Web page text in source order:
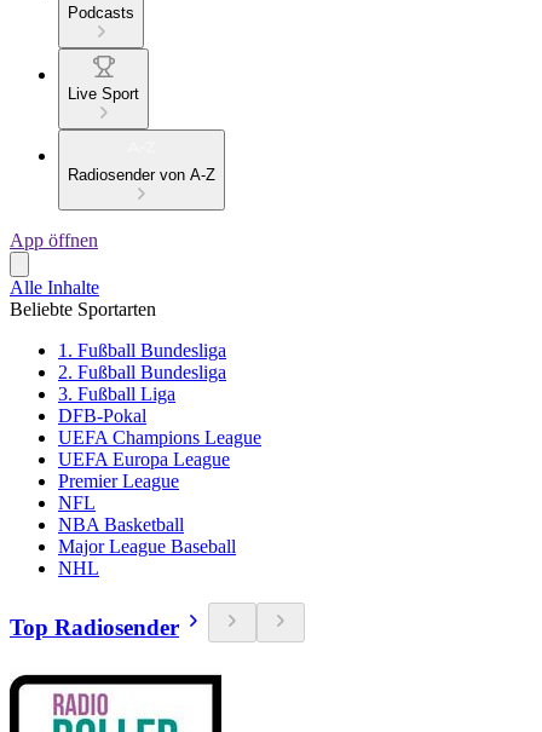
Podcasts
Live Sport
Radiosender von A-Z
App öffnen
Alle Inhalte
Beliebte Sportarten
1. Fußball Bundesliga
2. Fußball Bundesliga
3. Fußball Liga
DFB-Pokal
UEFA Champions League
UEFA Europa League
Premier League
NFL
NBA Basketball
Major League Baseball
NHL
Top Radiosender